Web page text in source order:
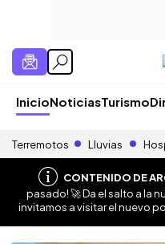
InicioNoticiasTurismo
Terremotos Lluvias
CONTENIDO DE
pasado! 🚀 Da el salto a la
invitamos a visitar el nuevo